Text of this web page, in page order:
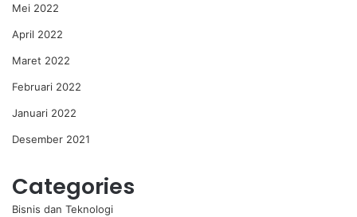
Mei 2022
April 2022
Maret 2022
Februari 2022
Januari 2022
Desember 2021
Categories
Bisnis dan Teknologi